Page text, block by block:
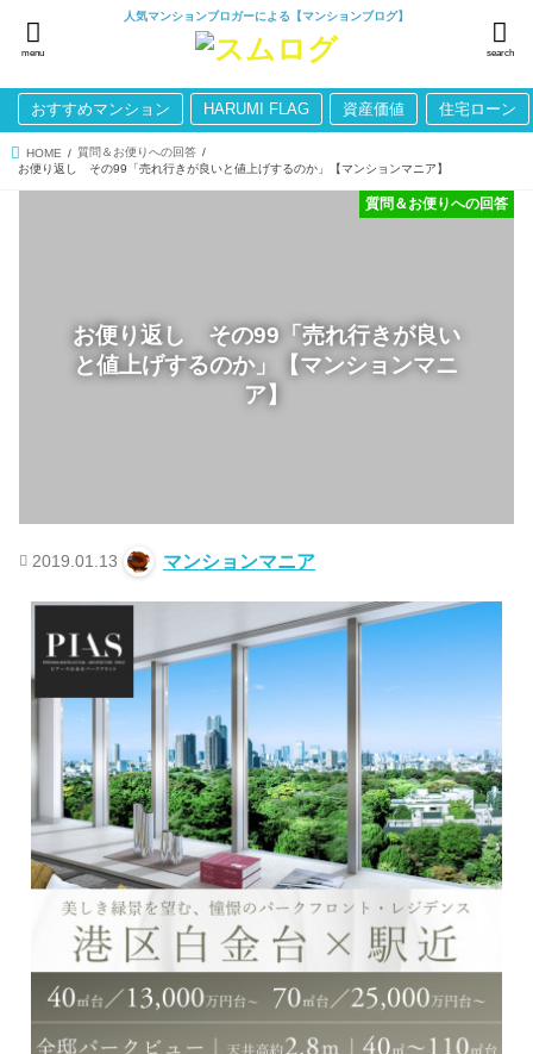
人気マンションブロガーによる【マンションブログ】
search
menu
おすすめマンション HARUMI FLAG 資産価値 住宅ローン
HOME
質問＆お便りへの回答
お便り返し その99「売れ行きが良いと値上げするのか」【マンションマニア】
お便り返し その99「売れ行きが良い
と値上げするのか」【マンションマニ
ア】
質問＆お便りへの回答
2019.01.13 マンションマニア